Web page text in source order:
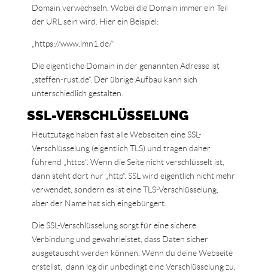
Domain verwechseln. Wobei die Domain immer ein Teil
der URL sein wird. Hier ein Beispiel:
„https://www.lmn1.de/“
Die eigentliche Domain in der genannten Adresse ist
„steffen-rust.de“. Der übrige Aufbau kann sich
unterschiedlich gestalten.
SSL-VERSCHLÜSSELUNG
Heutzutage haben fast alle Webseiten eine SSL-
Verschlüsselung (eigentlich TLS) und tragen daher
führend „https“. Wenn die Seite nicht verschlüsselt ist,
dann steht dort nur „http“. SSL wird eigentlich nicht mehr
verwendet, sondern es ist eine TLS-Verschlüsselung,
aber der Name hat sich eingebürgert.
Die SSL-Verschlüsselung sorgt für eine sichere
Verbindung und gewährleistet, dass Daten sicher
ausgetauscht werden können. Wenn du deine Webseite
erstellst, dann leg dir unbedingt eine Verschlüsselung zu,